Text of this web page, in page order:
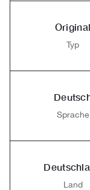
Original
Typ
Sprache
Land